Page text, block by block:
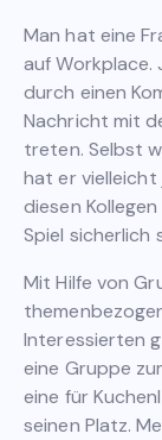
Man hat eine
auf Workplace.
durch einen
Nachricht mit
treten. Selbst
hat er vielleicht
diesen
Spiel sicherlich
Mit Hilfe von
Interessierten
eine Gruppe
eine für
seinen Platz.